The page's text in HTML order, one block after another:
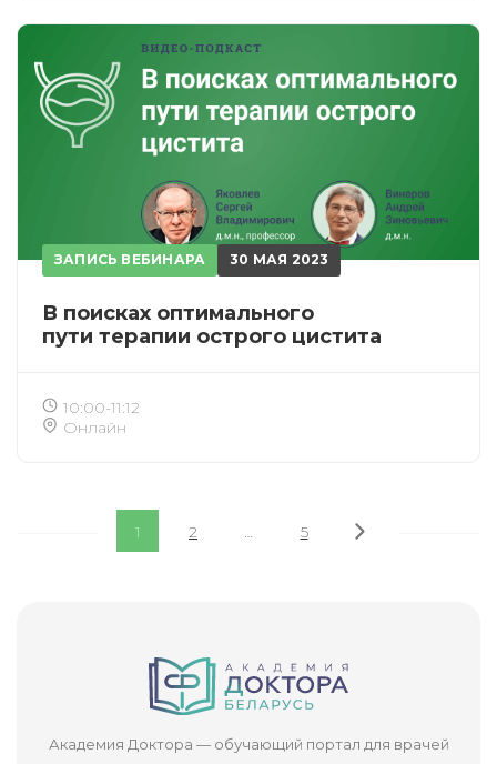
ЗАПИСЬ ВЕБИНАРА 30 МАЯ 2023
В поисках оптимального
пути терапии острого цистита
10:00-11:12
Онлайн
1 2 5
Академия Доктора — обучающий портал для врачей